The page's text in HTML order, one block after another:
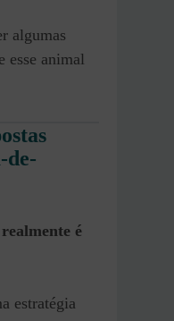
algumas
esse animal
de-
é
estratégia